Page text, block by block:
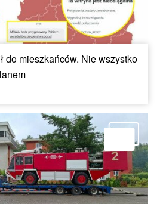
do mieszkańców. Nie wszystko